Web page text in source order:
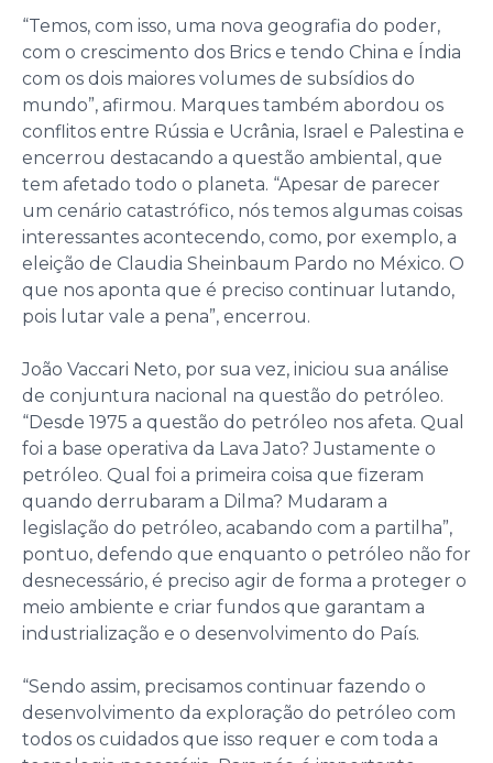
“Temos, com isso, uma nova geografia do poder,
com o crescimento dos Brics e tendo China e Índia
com os dois maiores volumes de subsídios do
mundo”, afirmou. Marques também abordou os
conflitos entre Rússia e Ucrânia, Israel e Palestina e
encerrou destacando a questão ambiental, que
tem afetado todo o planeta. “Apesar de parecer
um cenário catastrófico, nós temos algumas coisas
interessantes acontecendo, como, por exemplo, a
eleição de Claudia Sheinbaum Pardo no México. O
que nos aponta que é preciso continuar lutando,
pois lutar vale a pena”, encerrou.
João Vaccari Neto, por sua vez, iniciou sua análise
de conjuntura nacional na questão do petróleo.
“Desde 1975 a questão do petróleo nos afeta. Qual
foi a base operativa da Lava Jato? Justamente o
petróleo. Qual foi a primeira coisa que fizeram
quando derrubaram a Dilma? Mudaram a
legislação do petróleo, acabando com a partilha”,
pontuo, defendo que enquanto o petróleo não for
desnecessário, é preciso agir de forma a proteger o
meio ambiente e criar fundos que garantam a
industrialização e o desenvolvimento do País.
“Sendo assim, precisamos continuar fazendo o
desenvolvimento da exploração do petróleo com
todos os cuidados que isso requer e com toda a